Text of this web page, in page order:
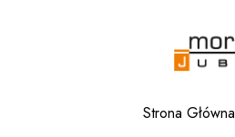
Strona Główna